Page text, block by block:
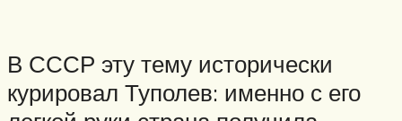
В СССР эту тему исторически
курировал Туполев: именно с его